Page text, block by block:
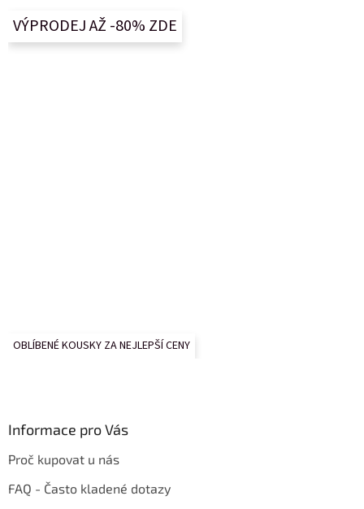
VÝPRODEJ AŽ -80% ZDE
OBLÍBENÉ KOUSKY ZA NEJLEPŠÍ CENY
Informace pro Vás
Proč kupovat u nás
FAQ - Často kladené dotazy